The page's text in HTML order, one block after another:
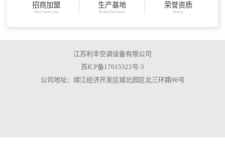
招商加盟
Merchants join
生产基地
Production base
荣誉资质
Honor
江苏利丰空调设备有限公司
苏ICP备17015322号-3
公司地址：靖江经济开发区城北园区北三环路98号